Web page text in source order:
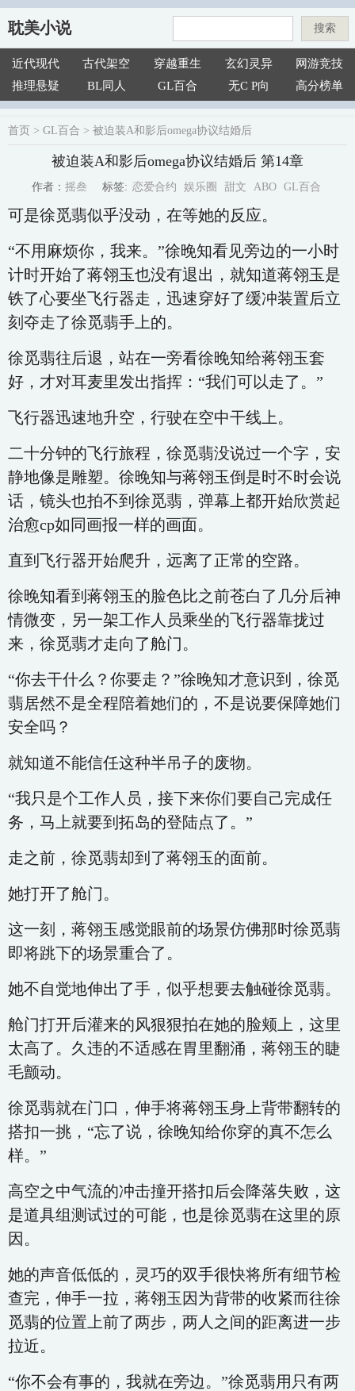
耽美小说 搜索
近代现代 古代架空 穿越重生 玄幻灵异
网游竞技
推理悬疑
BL同人 GL百合 无C P向 高分榜单
首页 > GL百合 > 被迫装A和影后omega协议结婚后
被迫装A和影后omega协议结婚后 第14章
作者： 摇叁 标签: 恋爱合约 娱乐圈 甜文 ABO GL百合
可是徐觅翡似乎没动，在等她的反应。
“不用麻烦你，我来。”徐晚知看见旁边的一小时
计时开始了蒋翎玉也没有退出，就知道蒋翎玉是
铁了心要坐飞行器走，迅速穿好了缓冲装置后立
刻夺走了徐觅翡手上的。
徐觅翡往后退，站在一旁看徐晚知给蒋翎玉套
好，才对耳麦里发出指挥：“我们可以走了。”
飞行器迅速地升空，行驶在空中干线上。
二十分钟的飞行旅程，徐觅翡没说过一个字，安
静地像是雕塑。徐晚知与蒋翎玉倒是时不时会说
话，镜头也拍不到徐觅翡，弹幕上都开始欣赏起
治愈cp如同画报一样的画面。
直到飞行器开始爬升，远离了正常的空路。
徐晚知看到蒋翎玉的脸色比之前苍白了几分后神
情微变，另一架工作人员乘坐的飞行器靠拢过
来，徐觅翡才走向了舱门。
“你去干什么？你要走？”徐晚知才意识到，徐觅
翡居然不是全程陪着她们的，不是说要保障她们
安全吗？
就知道不能信任这种半吊子的废物。
“我只是个工作人员，接下来你们要自己完成任
务，马上就要到拓岛的登陆点了。”
走之前，徐觅翡却到了蒋翎玉的面前。
她打开了舱门。
这一刻，蒋翎玉感觉眼前的场景仿佛那时徐觅翡
即将跳下的场景重合了。
她不自觉地伸出了手，似乎想要去触碰徐觅翡。
舱门打开后灌来的风狠狠拍在她的脸颊上，这里
太高了。久违的不适感在胃里翻涌，蒋翎玉的睫
毛颤动。
徐觅翡就在门口，伸手将蒋翎玉身上背带翻转的
搭扣一挑，“忘了说，徐晚知给你穿的真不怎么
样。”
高空之中气流的冲击撞开搭扣后会降落失败，这
是道具组测试过的可能，也是徐觅翡在这里的原
因。
她的声音低低的，灵巧的双手很快将所有细节检
查完，伸手一拉，蒋翎玉因为背带的收紧而往徐
觅翡的位置上前了两步，两人之间的距离进一步
拉近。
“你不会有事的，我就在旁边。”徐觅翡用只有两